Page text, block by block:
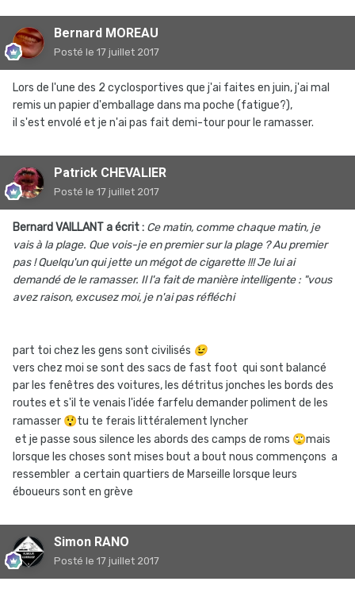
Bernard MOREAU
Posté le 17 juillet 2017
Lors de l'une des 2 cyclosportives que j'ai faites en juin, j'ai mal
remis un papier d'emballage dans ma poche (fatigue?),
il s'est envolé et je n'ai pas fait demi-tour pour le ramasser.
Patrick CHEVALIER
Posté le 17 juillet 2017
Bernard VAILLANT a écrit : Ce matin, comme chaque matin, je
vais à la plage. Que vois-je en premier sur la plage ? Au premier
pas ! Quelqu'un qui jette un mégot de cigarette !!! Je lui ai
demandé de le ramasser. Il l'a fait de manière intelligente : "vous
avez raison, excusez moi, je n'ai pas réfléchi
part toi chez les gens sont civilisés 😉
vers chez moi se sont des sacs de fast foot qui sont balancé
par les fenêtres des voitures, les détritus jonches les bords des
routes et s'il te venais l'idée farfelu demander poliment de les
ramasser 😲tu te ferais littéralement lyncher
et je passe sous silence les abords des camps de roms 🙄mais
lorsque les choses sont mises bout a bout nous commençons a
ressembler a certain quartiers de Marseille lorsque leurs
éboueurs sont en grève
Simon RANO
Posté le 17 juillet 2017